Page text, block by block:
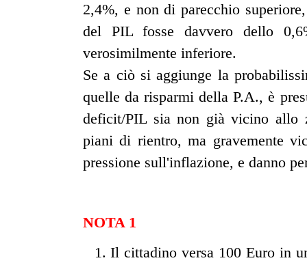
2,4%, e non di parecchio
del PIL fosse davvero dello
verosimilmente inferiore.
Se a ciò si aggiunge la
quelle da risparmi della P.A., è
deficit/PIL sia non già vicino allo
piani di rientro, ma gravemente
pressione sull'inflazione, e danno
NOTA 1
Il cittadino versa 100 Euro in